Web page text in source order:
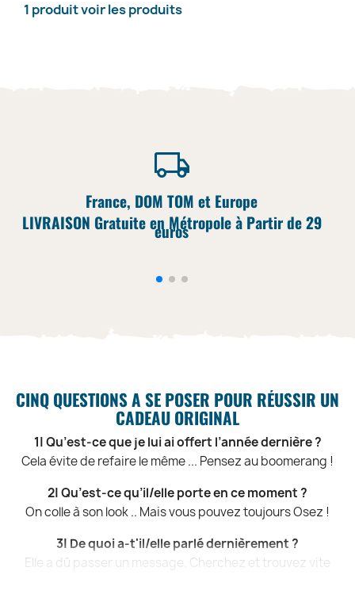
1 produitvoir les produits
France, DOM TOM et Europe
LIVRAISON Gratuite en Métropole à Partir de 29
euros
CINQ QUESTIONS A SE POSER POUR RÉUSSIR UN
CADEAU ORIGINAL
1| Qu’est-ce que je lui ai offert l’année dernière ?
Cela évite de refaire le même ... Pensez au boomerang !
2| Qu’est-ce qu’il/elle porte en ce moment ?
On colle à son look .. Mais vous pouvez toujours Osez !
3| De quoi a-t'il/elle parlé dernièrement ?
Elle a dû passer un message. Cherchez et trouvez vite